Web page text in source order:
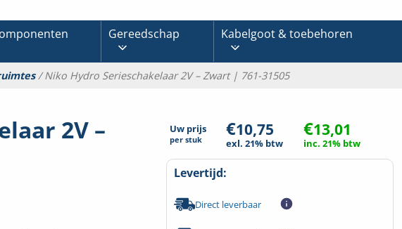
Gereedschap Kabelgoot & toebehoren
/ Niko Hydro Serieschakelaar 2V – Zwart | 761-31505
2V –
Uw prijs
per stuk €10,75
exl. 21% btw
€13,01
inc. 21% btw
Levertijd:
Direct leverbaar